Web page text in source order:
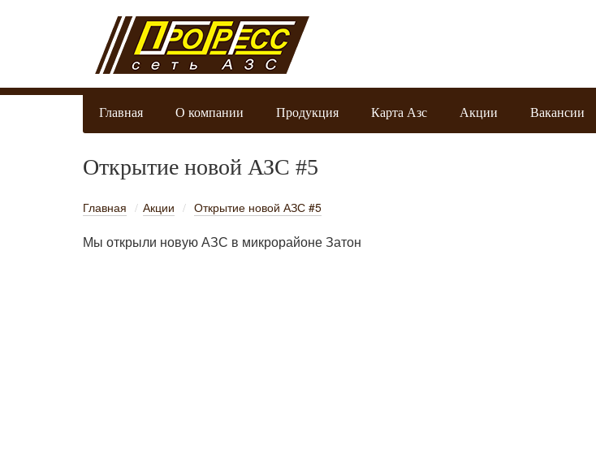
Главная О компании Продукция Карта Азс Акции Вакансии
Открытие новой АЗС #5
Главная / Акции / Открытие новой АЗС #5
Мы открыли новую АЗС в микрорайоне Затон